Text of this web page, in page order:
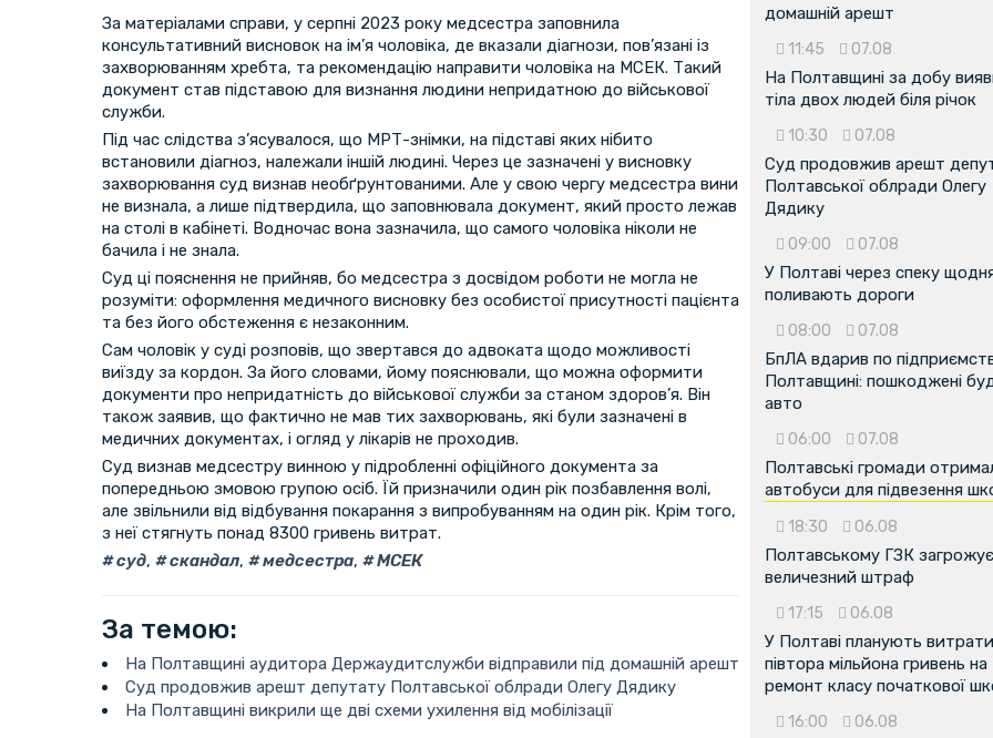
За матеріалами справи, у серпні 2023 року медсестра заповнила
консультативний висновок на ім’я чоловіка, де вказали діагнози, пов’язані із
захворюванням хребта, та рекомендацію направити чоловіка на МСЕК. Такий
документ став підставою для визнання людини непридатною до військової
служби.
Під час слідства з’ясувалося, що МРТ-знімки, на підставі яких нібито
встановили діагноз, належали іншій людині. Через це зазначені у висновку
захворювання суд визнав необґрунтованими. Але у свою чергу медсестра вини
не визнала, а лише підтвердила, що заповнювала документ, який просто лежав
на столі в кабінеті. Водночас вона зазначила, що самого чоловіка ніколи не
бачила і не знала.
Суд ці пояснення не прийняв, бо медсестра з досвідом роботи не могла не
розуміти: оформлення медичного висновку без особистої присутності пацієнта
та без його обстеження є незаконним.
Сам чоловік у суді розповів, що звертався до адвоката щодо можливості
виїзду за кордон. За його словами, йому пояснювали, що можна оформити
документи про непридатність до військової служби за станом здоров’я. Він
також заявив, що фактично не мав тих захворювань, які були зазначені в
медичних документах, і огляд у лікарів не проходив.
Суд визнав медсестру винною у підробленні офіційного документа за
попередньою змовою групою осіб. Їй призначили один рік позбавлення волі,
але звільнили від відбування покарання з випробуванням на один рік. Крім того,
з неї стягнуть понад 8300 гривень витрат.
суд, скандал, медсестра, МСЕК
За темою:
На Полтавщині аудитора Держаудитслужби відправили під домашній арешт
Суд продовжив арешт депутату Полтавської облради Олегу Дядику
На Полтавщині викрили ще дві схеми ухилення від мобілізації
домашній арешт
11:45 07.08
На Полтавщині за добу
тіла двох людей біля річок
10:30 07.08
Суд продовжив арешт
Полтавської облради Олегу
Дядику
09:00 07.08
У Полтаві через спеку
поливають дороги
08:00 07.08
БпЛА вдарив по
Полтавщині: пошкоджені
авто
06:00 07.08
Полтавські громади
автобуси для підвезення
18:30 06.08
Полтавському ГЗК загрожує
величезний штраф
17:15 06.08
У Полтаві планують
півтора мільйона гривень на
ремонт класу початкової
16:00 06.08